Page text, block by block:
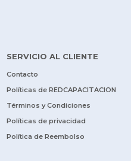
SERVICIO AL CLIENTE
Contacto
Políticas de REDCAPACITACION
Términos y Condiciones
Políticas de privacidad
Política de Reembolso